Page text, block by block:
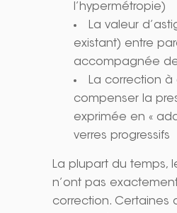
l’hypermétropie)
La valeur
existant) entre
accompagnée
La correction
compenser la
exprimée en «
verres progressifs
La plupart du temps,
n’ont pas
correction. Certaines